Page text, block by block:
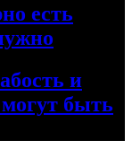
есть
и
быть